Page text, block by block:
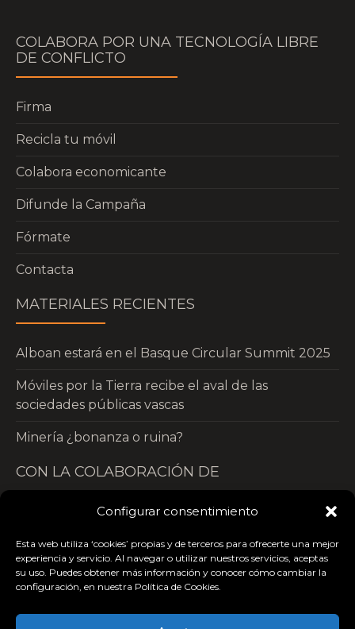
Configurar consentimiento
Esta web utiliza ‘cookies’ propias y de terceros para ofrecerte una mejor
experiencia y servicio. Al navegar o utilizar nuestros servicios, aceptas
su uso. Puedes obtener más información y conocer cómo cambiar la
configuración, en nuestra Política de Cookies.
COLABORA POR UNA TECNOLOGÍA LIBRE
DE CONFLICTO
Firma
Recicla tu móvil
Colabora economicante
Difunde la Campaña
Fórmate
Contacta
MATERIALES RECIENTES
Alboan estará en el Basque Circular Summit 2025
Móviles por la Tierra recibe el aval de las
sociedades públicas vascas
Minería ¿bonanza o ruina?
CON LA COLABORACIÓN DE